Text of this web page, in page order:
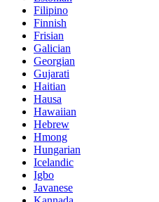
Filipino
Finnish
Frisian
Galician
Georgian
Gujarati
Haitian
Hausa
Hawaiian
Hebrew
Hmong
Hungarian
Icelandic
Igbo
Javanese